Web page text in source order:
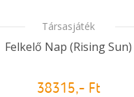
Társasjáték
Felkelő Nap (Rising Sun)
38315,- Ft